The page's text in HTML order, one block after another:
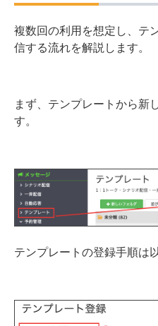
複数回の利用を想定し、テ
信する流れを解説します。
まず、テンプレートから新
す。
テンプレートの登録手順は